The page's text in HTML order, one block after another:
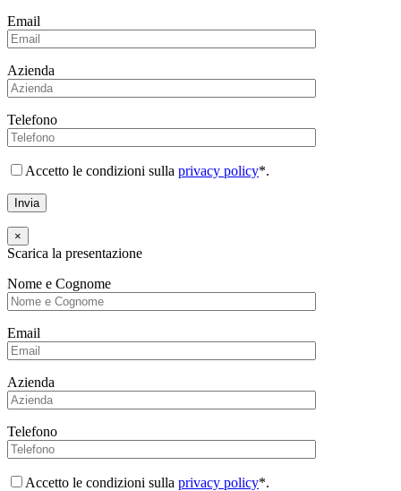
Email
Azienda
Telefono
Accetto le condizioni sulla privacy policy*.
×
Scarica la presentazione
Nome e Cognome
Email
Azienda
Telefono
Accetto le condizioni sulla privacy policy*.